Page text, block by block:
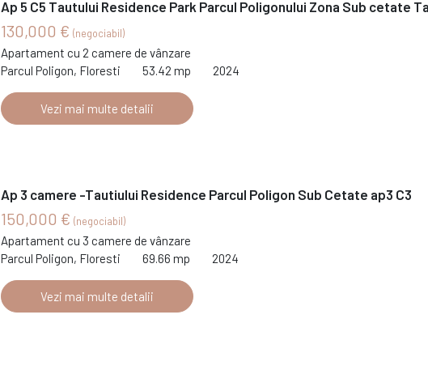
Ap 5 C5 Tautului Residence Park Parcul Poligonului Zona Sub cetate
130,000 € (negociabil)
Apartament cu 2 camere de vânzare
Parcul Poligon, Floresti
53.42 mp 2024
Vezi mai multe detalii
Ap 3 camere -Tautiului Residence Parcul Poligon Sub Cetate ap3 C3
150,000 € (negociabil)
Apartament cu 3 camere de vânzare
Parcul Poligon, Floresti
69.66 mp 2024
Vezi mai multe detalii